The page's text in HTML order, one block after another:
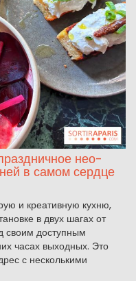
нео-
в самом сердце
и креативную кухню,
в двух шагах от
своим доступным
часах выходных. Это
с несколькими